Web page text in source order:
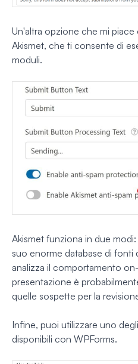
Un'altra opzione che mi
Akismet, che ti consente di
moduli.
Akismet funziona in due
suo enorme database di fonti
analizza il comportamento
presentazione è
quelle sospette per la
Infine, puoi utilizzare uno
disponibili con WPForms.